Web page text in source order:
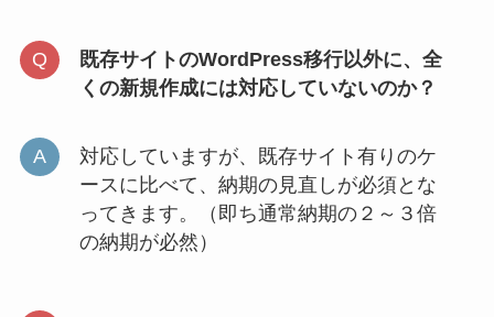
既存サイトのWordPress移行以外に、全
くの新規作成には対応していないのか？
対応していますが、既存サイト有りのケ
ースに比べて、納期の見直しが必須とな
ってきます。（即ち通常納期の２～３倍
の納期が必然）